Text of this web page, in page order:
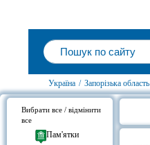
Україна / Запорізька область
Вибрати все / відмінити
все
Пам'ятки